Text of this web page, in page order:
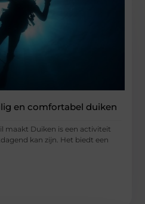
en comfortabel duiken
maakt Duiken is een activiteit
kan zijn. Het biedt een